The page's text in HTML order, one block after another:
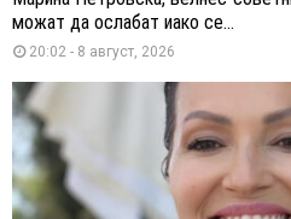
можат да ослабат иако се...
20:02 - 8 август, 2026